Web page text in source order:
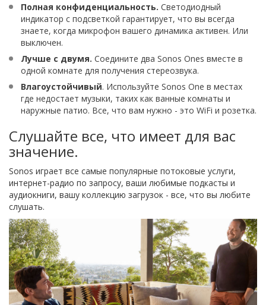
Полная конфиденциальность. Светодиодный
индикатор с подсветкой гарантирует, что вы всегда
знаете, когда микрофон вашего динамика активен. Или
выключен.
Лучше с двумя. Соедините два Sonos Ones вместе в
одной комнате для получения стереозвука.
Влагоустойчивый. Используйте Sonos One в местах
где недостает музыки, таких как ванные комнаты и
наружные патио. Все, что вам нужно - это WiFi и розетка.
Слушайте все, что имеет для вас
значение.
Sonos играет все самые популярные потоковые услуги,
интернет-радио по запросу, ваши любимые подкасты и
аудиокниги, вашу коллекцию загрузок - все, что вы любите
слушать.